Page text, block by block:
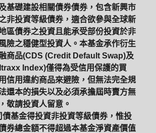
基礎建設相關債券債券，包含新興市
非投資等級債券，適合欲參與全球新
區債券之投資且能承受部份投資於非
險之穩健型投資人。本基金承作衍生
商品(CDS (Credit Default Swap)及
Index)僅得為受信用保護的買
信用違約商品來避險，但無法完全規
還本的損失以及必須承擔屆時賣方無
敬請投資人留意。
債基金得投資非投資等級債券，惟投
券總金額不得超過本基金淨資產價值